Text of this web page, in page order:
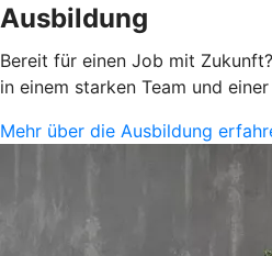
Ausbildung
Bereit für einen Job mit
in einem starken Team und
Mehr über die Ausbildung